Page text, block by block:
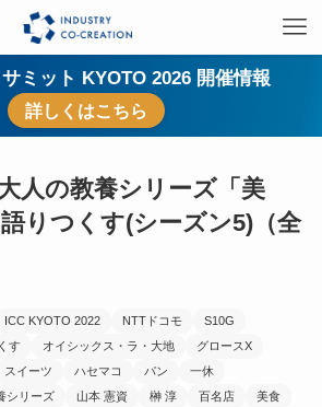
サミット KYOTO 2026 開催情報
詳しくはこちら
人の教養シリーズ「美
りつくす(シーズン5)（全
ICC KYOTO 2022 NTTドコモ
S10G
す
オイシックス・ラ・大地
グロースX
スイーツ ハセマコ パン
一休
シリーズ 山本 憲資 榊 淳 百名店
美食